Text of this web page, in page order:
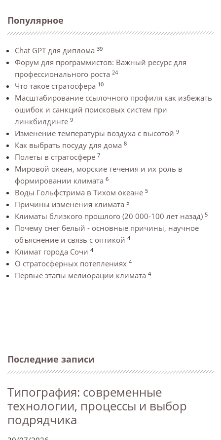
Популярное
Chat GPT для диплома 39
Форум для программистов: Важный ресурс для
профессионального роста 24
Что такое стратосфера 10
Масштабирование ссылочного профиля как избежать
ошибок и санкций поисковых систем при
линкбилдинге 9
Изменение температуры воздуха с высотой 9
Как выбрать посуду для дома 8
Полеты в стратосфере 7
Мировой океан, морские течения и их роль в
формировании климата 6
Воды Гольфстрима в Тихом океане 5
Причины изменения климата 5
Климаты близкого прошлого (20 000-100 лет назад) 5
Почему снег белый - основные причины, научное
объяснение и связь с оптикой 4
Климат города Сочи 4
О стратосферных потеплениях 4
Первые этапы мелиорации климата 4
Последние записи
Типография: современные
технологии, процессы и выбор
подрядчика